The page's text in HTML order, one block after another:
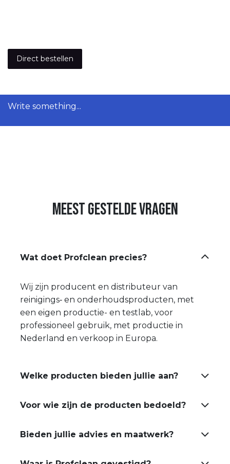
Direct bestellen
Write something...
Meest gestelde vragen
Wat doet Profclean precies?
Wij zijn producent en distributeur van
reinigings‑ en onderhoudsproducten, met
een eigen productie- en testlab, voor
professioneel gebruik, met productie in
Nederland en verkoop in Europa.
Welke producten bieden jullie aan?
Voor wie zijn de producten bedoeld?
Bieden jullie advies en maatwerk?